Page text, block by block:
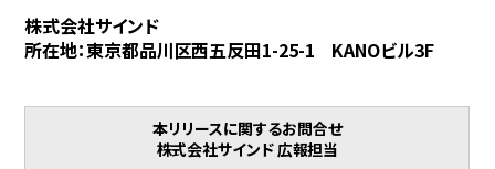
株式会社サインド
所在地：東京都品川区西五反田1-25-1 KANOビル3F
本リリースに関するお問合せ
株式会社サインド 広報担当